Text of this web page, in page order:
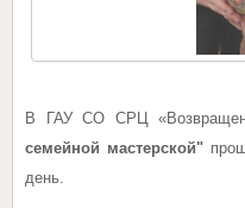
В ГАУ СО СРЦ
семейной мастерской"
день.